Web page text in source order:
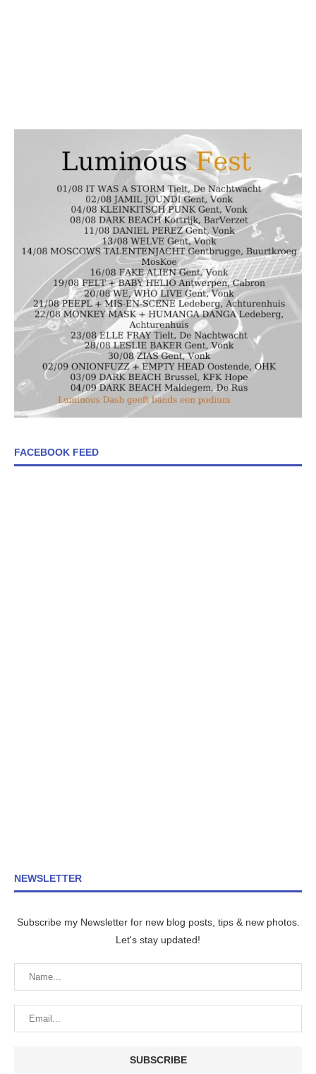
FACEBOOK FEED
NEWSLETTER
Subscribe my Newsletter for new blog posts, tips & new photos.
Let's stay updated!